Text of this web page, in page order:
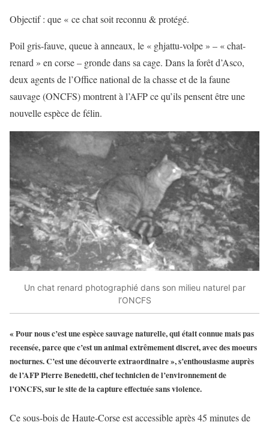
Objectif : que « ce chat soit reconnu & protégé.
Poil gris-fauve, queue à anneaux, le « ghjattu-volpe » – « chat-
renard » en corse – gronde dans sa cage. Dans la forêt d’Asco,
deux agents de l’Office national de la chasse et de la faune
sauvage (ONCFS) montrent à l’AFP ce qu’ils pensent être une
nouvelle espèce de félin.
Un chat renard photographié dans son milieu naturel par
l’ONCFS
« Pour nous c’est une espèce sauvage naturelle, qui était connue mais pas
recensée, parce que c’est un animal extrêmement discret, avec des moeurs
nocturnes. C’est une découverte extraordinaire », s’enthousiasme auprès
de l’AFP Pierre Benedetti, chef technicien de l’environnement de
l’ONCFS, sur le site de la capture effectuée sans violence.
Ce sous-bois de Haute-Corse est accessible après 45 minutes de